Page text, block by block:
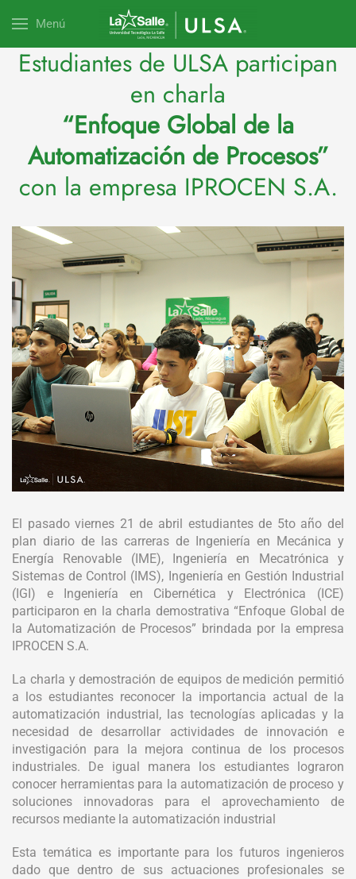
Menú
Estudiantes de ULSA participan
en charla
“Enfoque Global de la
Automatización de Procesos”
con la empresa IPROCEN S.A.
El pasado viernes 21 de abril estudiantes de 5to año del
plan diario de las carreras de Ingeniería en Mecánica y
Energía Renovable (IME), Ingeniería en Mecatrónica y
Sistemas de Control (IMS), Ingeniería en Gestión Industrial
(IGI) e Ingeniería en Cibernética y Electrónica (ICE)
participaron en la charla demostrativa “Enfoque Global de
la Automatización de Procesos” brindada por la empresa
IPROCEN S.A.
La charla y demostración de equipos de medición permitió
a los estudiantes reconocer la importancia actual de la
automatización industrial, las tecnologías aplicadas y la
necesidad de desarrollar actividades de innovación e
investigación para la mejora continua de los procesos
industriales. De igual manera los estudiantes lograron
conocer herramientas para la automatización de proceso y
soluciones innovadoras para el aprovechamiento de
recursos mediante la automatización industrial
Esta temática es importante para los futuros ingenieros
dado que dentro de sus actuaciones profesionales se